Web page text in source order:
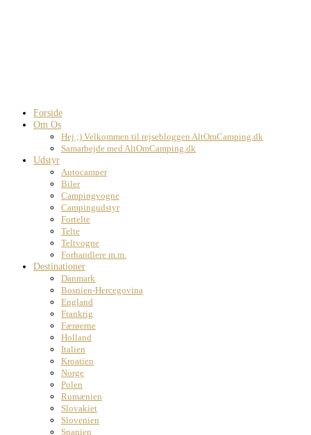
Forside
Om Os
Hej ;) Velkommen til rejsebloggen AltOmCamping.dk
Samarbejde med AltOmCamping.dk
Udstyr
Autocamper
Biler
Campingvogne
Campingudstyr
Fortelte
Telte
Teltvogne
Forhandlere m.m.
Destinationer
Danmark
Bosnien-Hercegovina
England
Frankrig
Færøerne
Holland
Italien
Kroatien
Norge
Polen
Rumænien
Slovakiet
Slovenien
Spanien